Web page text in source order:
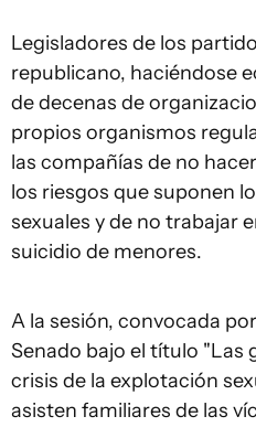
Legisladores de los
republicano, haciéndose
de decenas de
propios organismos
las compañías de no
los riesgos que suponen
sexuales y de no trabajar
suicidio de menores.
A la sesión, convocada
Senado bajo el título "Las
crisis de la explotación
asisten familiares de las